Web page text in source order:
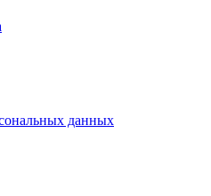
данных